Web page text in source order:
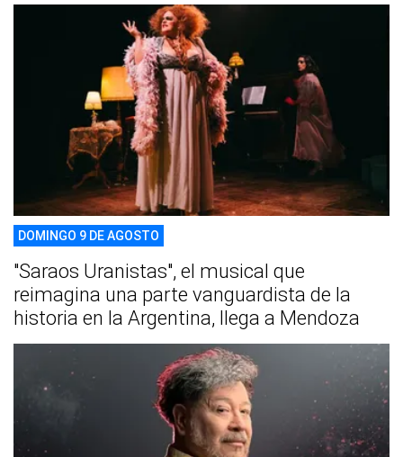
DOMINGO 9 DE AGOSTO
"Saraos Uranistas", el musical que
reimagina una parte vanguardista de la
historia en la Argentina, llega a Mendoza